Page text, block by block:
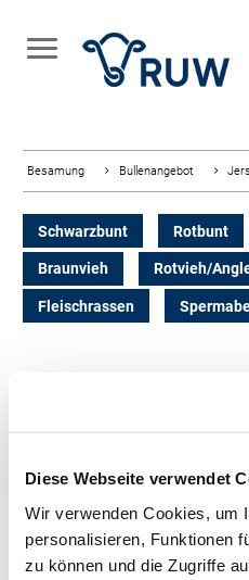
Diese Webseite verwendet
Wir verwenden Cookies, um
personalisieren, Funktionen
zu können und die Zugriffe
Besamung Bullenangebot
Schwarzbunt Rotbunt
Braunvieh Rotvieh/
Fleischrassen
FILTER ZUCHTWERTE
SUCHERGEBNIS ZWS 11/-